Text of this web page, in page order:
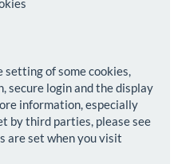
of some cookies,
secure login and the display
information, especially
by third parties, please see
are set when you visit